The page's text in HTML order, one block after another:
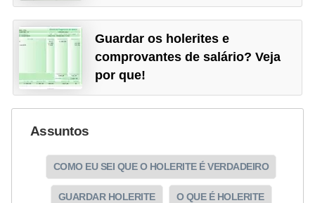
Guardar os holerites e
comprovantes de salário? Veja
por que!
Assuntos
COMO EU SEI QUE O HOLERITE É VERDADEIRO
GUARDAR HOLERITE O QUE É HOLERITE